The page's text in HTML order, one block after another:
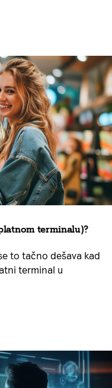
terminalu)?
to tačno dešava kad
terminal u